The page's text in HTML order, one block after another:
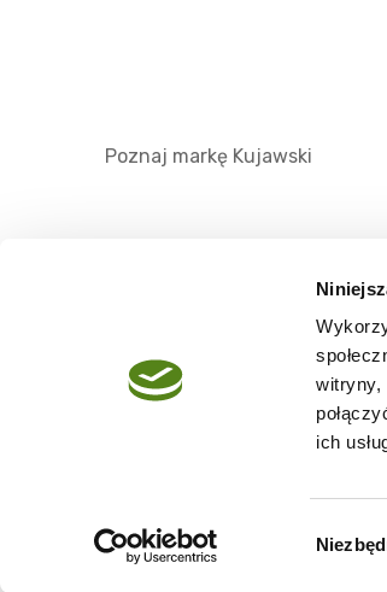
witryny,
ich
Poznaj markę Kujawski
Regulamin
Copyright @2026